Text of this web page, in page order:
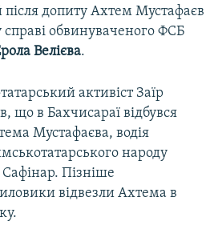
допиту Ахтем Мустафаєв
справі обвинуваченого ФСБ
Велієва.
активіст Заїр
що в Бахчисараї відбувся
Мустафаєва, водія
народу
Пізніше
відвезли Ахтема в